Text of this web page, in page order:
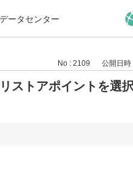
データセンター
No : 2109 公開日
トアポイントを選